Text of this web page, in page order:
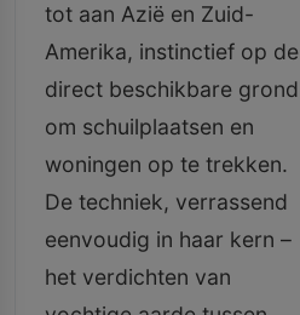
tot aan Azië en Zuid-
Amerika, instinctief op de
direct beschikbare grond
om schuilplaatsen en
woningen op te trekken.
De techniek, verrassend
eenvoudig in haar kern –
het verdichten van